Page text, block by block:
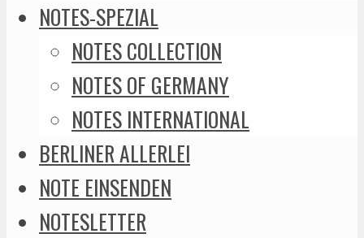
NOTES-SPEZIAL
NOTES COLLECTION
NOTES OF GERMANY
NOTES INTERNATIONAL
BERLINER ALLERLEI
NOTE EINSENDEN
NOTESLETTER